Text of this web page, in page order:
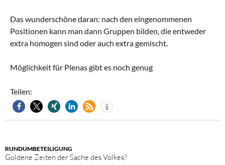
Das wunderschöne daran: nach den eingenommenen
Positionen kann man dann Gruppen bilden, die entweder
extra homogen sind oder auch extra gemischt.
Möglichkeit für Plenas gibt es noch genug
Teilen:
RUNDUMBETEILIGUNG
Goldene Zeiten der Sache des Volkes?